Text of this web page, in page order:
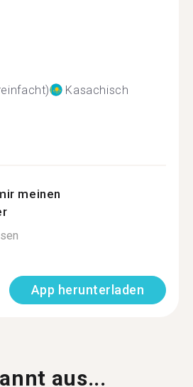
Kasachisch
meinen
App herunterladen
aus...